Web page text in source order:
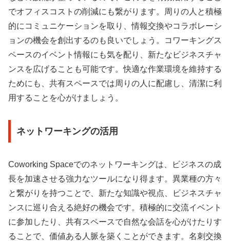
でオフィスコストの削減にも繋がります。周りの人と積極
的にコミュニケーションを取り、情報交換やコラボレーシ
ョンの機会を創出するのも良いでしょう。コワーキングス
ペースのイベント情報にも気を配り、新たなビジネスチャ
ンスを広げることも可能です。快適な作業環境を維持する
ためにも、共有スペースでは周りの人に配慮し、清潔に利
用することを心がけましょう。
ネットワーキングの活用
Coworking Spaceでのネットワーキングは、ビジネスの成
長を加速させる強力なツールになり得ます。異業種の方々
と繋がりを持つことで、新たな知識や視点、ビジネスチャ
ンスに巡り合える絶好の機会です。積極的に交流イベント
に参加したり、共有スペースで自然な会話を心がけたりす
ることで、価値ある人脈を築くことができます。名刺交換